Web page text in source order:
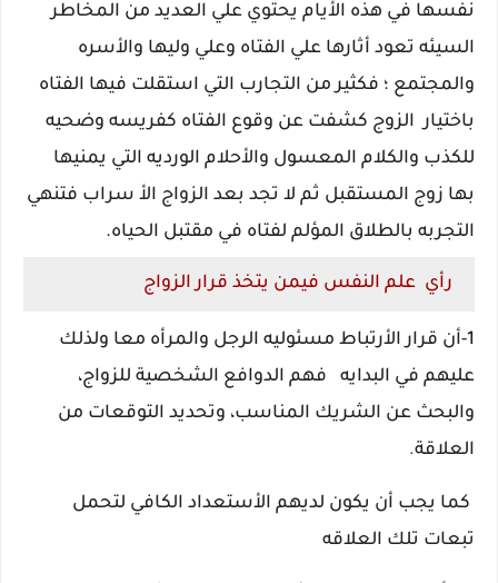
نفسها في هذه الأيام يحتوي علي العديد من المخاطر
السيئه تعود أثارها علي الفتاه وعلي وليها والأسره
والمجتمع ؛ فكثير من التجارب التي استقلت فيها الفتاه
باختيار الزوج كشفت عن وقوع الفتاه كفريسه وضحيه
للكذب والكلام المعسول والأحلام الورديه التي يمنيها
بها زوج المستقبل ثم لا تجد بعد الزواج الأ سراب فتنهي
التجربه بالطلاق المؤلم لفتاه في مقتبل الحياه.
رأي علم النفس فيمن يتخذ قرار الزواج
1-أن قرار الأرتباط مسئوليه الرجل والمرأه معا ولذلك
عليهم في البدايه
فهم الدوافع الشخصية للزواج،
والبحث عن الشريك المناسب، وتحديد التوقعات من
العلاقة.
كما يجب أن يكون لديهم الأستعداد الكافي لتحمل
تبعات تلك العلاقه